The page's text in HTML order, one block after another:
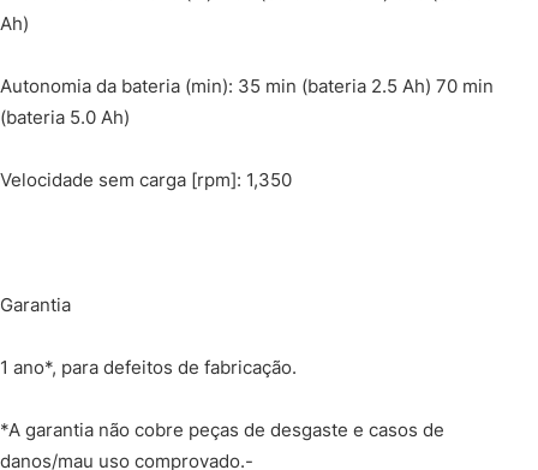
Ah)
Autonomia da bateria (min): 35 min (bateria 2.5 Ah) 70 min
(bateria 5.0 Ah)
Velocidade sem carga [rpm]: 1,350
Garantia
1 ano*, para defeitos de fabricação.
*A garantia não cobre peças de desgaste e casos de
danos/mau uso comprovado.-